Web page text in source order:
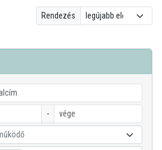
Rendezés
-